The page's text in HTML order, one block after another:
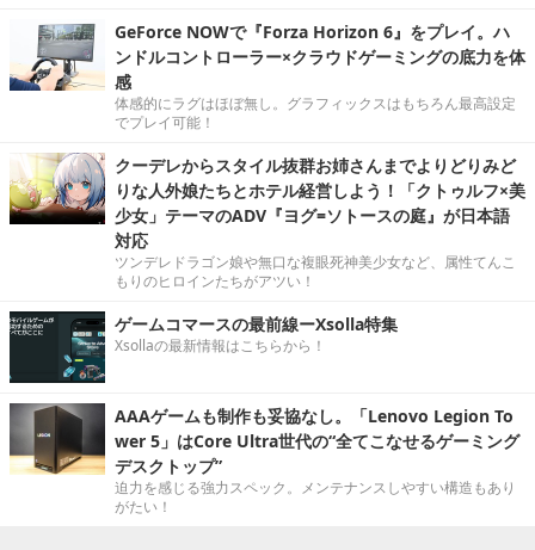
GeForce NOWで『Forza Horizon 6』をプレイ。ハ
ンドルコントローラー×クラウドゲーミングの底力を体
感
体感的にラグはほぼ無し。グラフィックスはもちろん最高設定
でプレイ可能！
クーデレからスタイル抜群お姉さんまでよりどりみど
りな人外娘たちとホテル経営しよう！「クトゥルフ×美
少女」テーマのADV『ヨグ=ソトースの庭』が日本語
対応
ツンデレドラゴン娘や無口な複眼死神美少女など、属性てんこ
もりのヒロインたちがアツい！
ゲームコマースの最前線ーXsolla特集
Xsollaの最新情報はこちらから！
AAAゲームも制作も妥協なし。「Lenovo Legion To
wer 5」はCore Ultra世代の“全てこなせるゲーミング
デスクトップ”
迫力を感じる強力スペック。メンテナンスしやすい構造もあり
がたい！